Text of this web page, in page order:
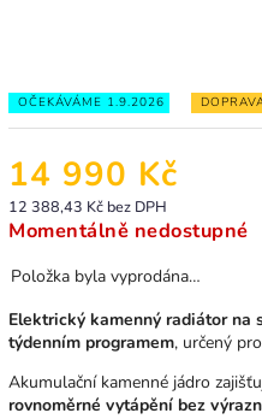
OČEKÁVÁME 1.9.2026
14 990 Kč
12 388,43 Kč bez DPH
Momentálně nedostupné
Položka byla vyprodána…
Elektrický kamenný radiátor na
týdenním programem, určený
Akumulační kamenné jádro
rovnoměrné vytápění bez